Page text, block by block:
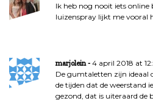
Ik heb nog nooit iets online
luizenspray lijkt me vooral
marjolein
4 april 2018 at
De gumtaletten zijn ideaal
de tijden dat de weerstand
gezond, dat is uiteraard de